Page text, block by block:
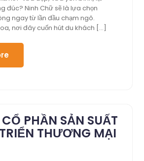
đúc? Ninh Chữ sẽ là lựa chọn
ngay từ lần đầu chạm ngõ.
nơi đây cuốn hút du khách […]
PHẦN SẢN SUẤT
THƯƠNG MẠI